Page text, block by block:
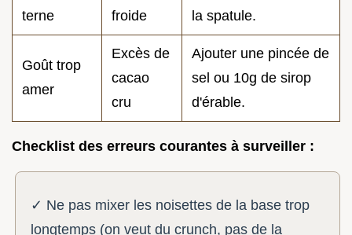
terne
froide
la spatule.
Goût trop
amer
Excès de
cacao
cru
Ajouter une pincée de
sel ou 10g de sirop
d'érable.
Checklist des erreurs courantes à surveiller :
✓ Ne pas mixer les noisettes de la base trop
longtemps (on veut du crunch, pas de la